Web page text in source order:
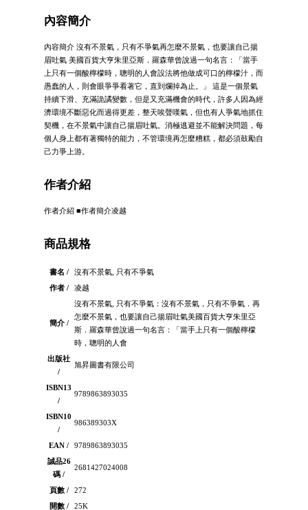
內容簡介
內容簡介 沒有不景氣，只有不爭氣再怎麼不景氣，也要讓自己揚
眉吐氣 美國百貨大亨朱里亞斯．羅森華曾說過一句名言：「當手
上只有一個酸檸檬時，聰明的人會設法將他做成可口的檸檬汁，而
愚蠢的人，則會眼爭爭看著它，直到爛掉為止。」 這是一個景氣
持續下滑、充滿詭譎變數，但是又充滿機會的時代，許多人因為經
濟環境不斷惡化而過得更差，整天唉聲嘆氣，但也有人爭氣地抓住
契機，在不景氣中讓自己揚眉吐氣。消極逃避並不能解決問題，每
個人身上都有著獨特的能力，不管環境再怎麼糟糕，都必須鼓勵自
己力爭上游。
作者介紹
作者介紹 ■作者簡介凌越
商品規格
書名 /
沒有不景氣, 只有不爭氣
作者 /
凌越
簡介 /
沒有不景氣, 只有不爭氣：沒有不景氣，只有不爭氣．再
怎麼不景氣，也要讓自己揚眉吐氣美國百貨大亨朱里亞
斯．羅森華曾說過一句名言：「當手上只有一個酸檸檬
時，聰明的人會
出版社
/
旭昇圖書有限公司
ISBN13
/
9789863893035
ISBN10
/
986389303X
EAN /
9789863893035
誠品26
碼 /
2681427024008
頁數 /
272
開數 /
25K